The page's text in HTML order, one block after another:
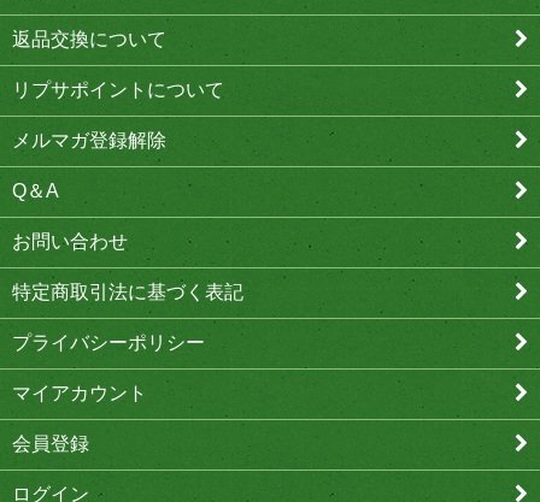
返品交換について
リプサポイントについて
メルマガ登録解除
Q＆A
お問い合わせ
特定商取引法に基づく表記
プライバシーポリシー
マイアカウント
会員登録
ログイン